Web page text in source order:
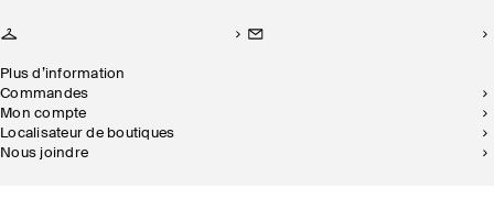
Plus d’information
Commandes
Mon compte
Localisateur de boutiques
Nous joindre